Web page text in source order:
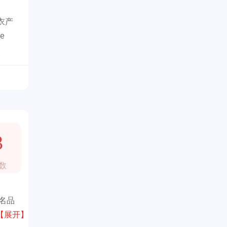
产
品
【展开】